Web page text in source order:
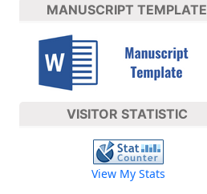
MANUSCRIPT TEMPLATE
VISITOR STATISTIC
View My Stats